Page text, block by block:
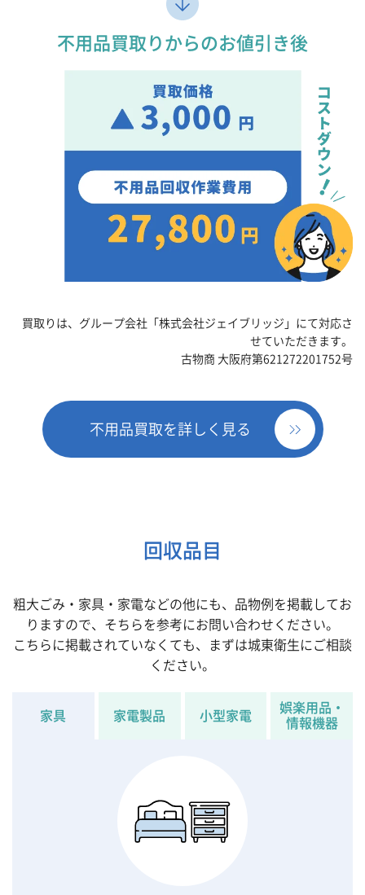
不用品買取りからのお値引き後
買取りは、グループ会社「株式会社ジェイブリッジ」にて対応さ
せていただきます。
古物商 大阪府第621272201752号
不用品買取を詳しく見る
回収品目
粗大ごみ・家具・家電などの他にも、品物例を掲載してお
りますので、そちらを参考にお問い合わせください。
こちらに掲載されていなくても、まずは城東衛生にご相談
ください。
家具 家電製品 小型家電
娯楽用品・
情報機器